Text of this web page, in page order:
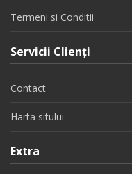
Termeni si Conditii
Servicii Clienţi
Contact
Harta sitului
Extra